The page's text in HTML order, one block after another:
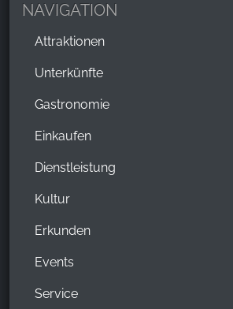
NAVIGATION
Attraktionen
Unterkünfte
Gastronomie
Einkaufen
Dienstleistung
Kultur
Erkunden
Events
Service